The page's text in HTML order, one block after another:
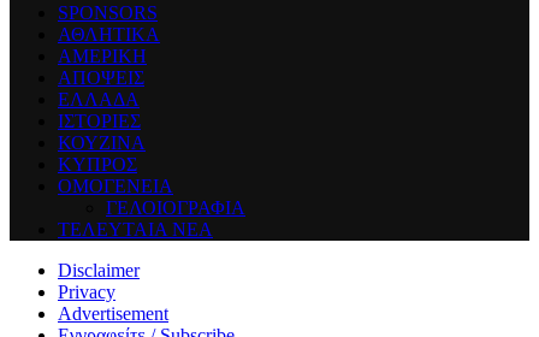
SPONSORS
ΑΘΛΗΤΙΚΑ
ΑΜΕΡΙΚΗ
ΑΠΟΨΕΙΣ
ΕΛΛΑΔΑ
ΙΣΤΟΡΙΕΣ
ΚΟΥΖΙΝΑ
ΚΥΠΡΟΣ
ΟΜΟΓΕΝΕΙΑ
ΓΕΛΟΙΟΓΡΑΦΙΑ
ΤΕΛΕΥΤΑΙΑ ΝΕΑ
Disclaimer
Privacy
Advertisement